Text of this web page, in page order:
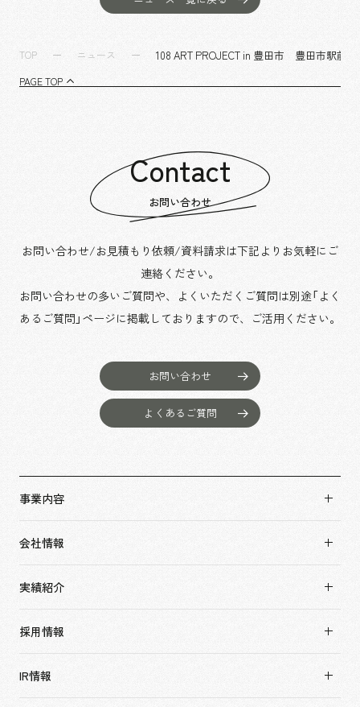
TOP ニュース 108 ART PROJECT in 豊田市 豊田市駅前
PAGE TOP
Contact
お問い合わせ
お問い合わせ/お見積もり依頼/資料請求は下記よりお気軽にご
連絡ください。
お問い合わせの多いご質問や、よくいただくご質問は別途「よく
あるご質問」ページに掲載しておりますので、
ご活用ください。
お問い合わせ
よくあるご質問
事業内容
会社情報
ソーシャルグッド
会社概要・アクセス
役員構成・組織図
実績紹介
アーバン & リテール
ホスピタリティ
採用情報
IR情報